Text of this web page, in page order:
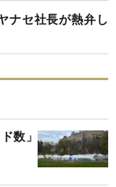
ナセ社長が熱弁し
数」